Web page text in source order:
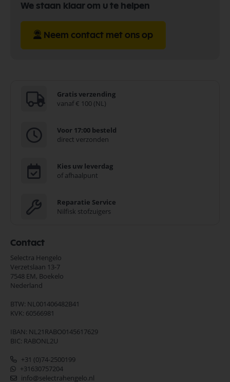
We staan klaar om u te helpen
Neem contact met ons op
Gratis verzending
vanaf € 100 (NL)
Voor 17:00 besteld
direct verzonden
Kies uw leverdag
of afhaalpunt
Reparatie Service
Nilfisk stofzuigers
Contact
Selectra Hengelo
Verzetslaan 13-7
7548 EM, Boekelo
Nederland
BTW: NL001406482B41
KVK: 60566981
IBAN: NL21RABO0145617629
BIC: RABONL2U
+31 (0)74-2500199
+31630757204
info@selectrahengelo.nl